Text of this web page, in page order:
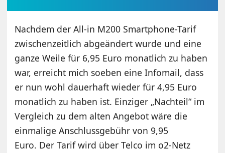
Nachdem der All-in M200 Smartphone-Tarif
zwischenzeitlich abgeändert wurde und eine
ganze Weile für 6,95 Euro monatlich zu haben
war, erreicht mich soeben eine Infomail, dass
er nun wohl dauerhaft wieder für 4,95 Euro
monatlich zu haben ist. Einziger „Nachteil“ im
Vergleich zu dem alten Angebot wäre die
einmalige Anschlussgebühr von 9,95
Euro. Der Tarif wird über Telco im o2-Netz